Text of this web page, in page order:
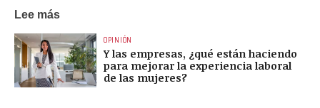
Lee más
OPINIÓN
Y las empresas, ¿qué están haciendo
para mejorar la experiencia laboral
de las mujeres?